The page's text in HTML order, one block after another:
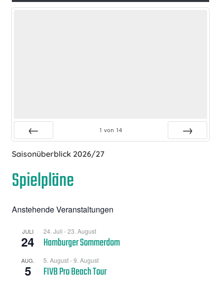
1 von 14
Saisonüberblick 2026/27
Spielpläne
Anstehende Veranstaltungen
JULI
24
24. Juli -23. August
Hamburger Sommerdom
AUG.
5
5. August-9. August
FIVB Pro Beach Tour